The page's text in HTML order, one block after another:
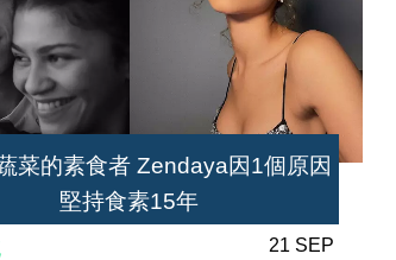
菜的素食者 Zendaya因1個原因
堅持食素15年
21 SEP